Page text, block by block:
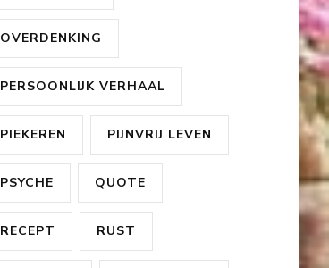
OVERDENKING
PERSOONLIJK VERHAAL
PIEKEREN PIJNVRIJ LEVEN
PSYCHE QUOTE
RECEPT RUST